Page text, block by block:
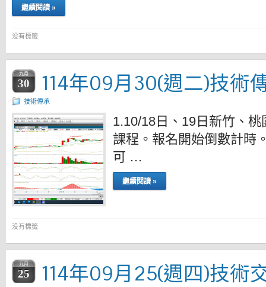
繼續閱讀 »
没有標籤
九月
30 114年09月30(週二)技術
技術傳承
1.10/18日、19日新竹、
課程。報名開始倒數計時
可 …
繼續閱讀 »
没有標籤
九月
25 114年09月25(週四)技術